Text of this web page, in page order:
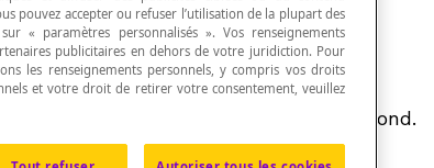
du premier est l'origine du second.
pouvez accepter ou refuser l’utilisation de la plupart des
« paramètres personnalisés ». Vos renseignements
publicitaires en dehors de votre juridiction. Pour
les renseignements personnels, y compris vos droits
et votre droit de retirer votre consentement, veuillez